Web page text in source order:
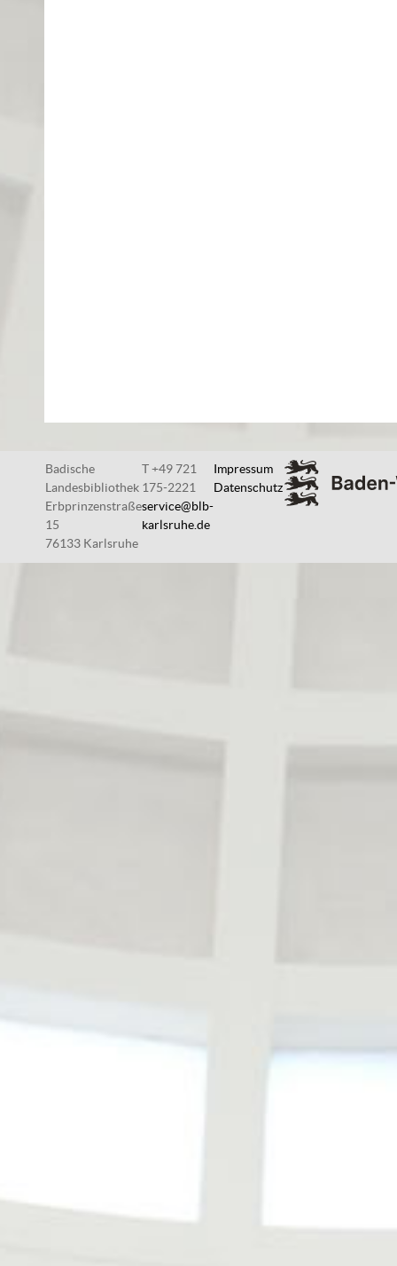
Badische
Landesbibliothek
Erbprinzenstraße
15
76133 Karlsruhe
T +49 721
175-2221
service@blb-
karlsruhe.de
Impressum
Datenschutz